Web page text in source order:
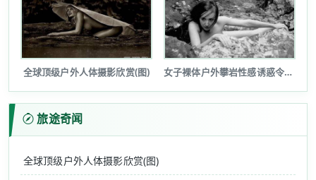
全球顶级户外人体摄影欣赏(图) 女子裸体户外攀岩性感诱惑令人瞠目(图...
旅途奇闻
全球顶级户外人体摄影欣赏(图)